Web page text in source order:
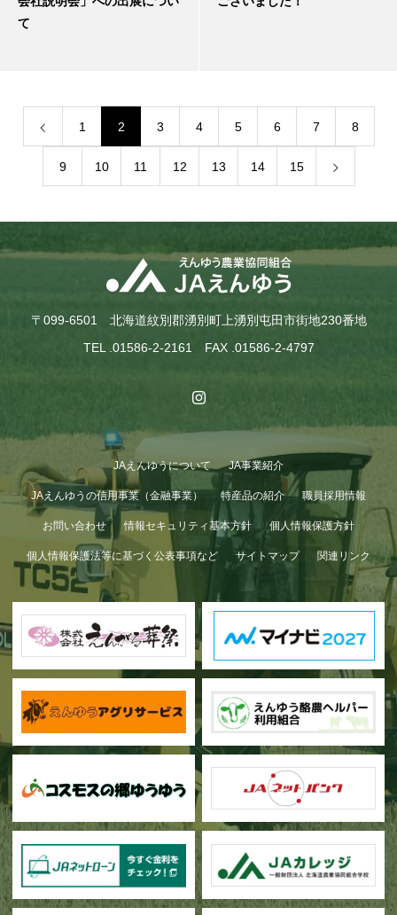
て
1 2 3 4 5 6 7 8
9 10 11 12 13 14 15
〒099-6501 北海道紋別郡湧別町上湧別屯田市街地230番地
TEL .01586-2-2161 FAX .01586-2-4797
JAえんゆうについて JA事業紹介
JAえんゆうの信用事業（金融事業） 特産品の紹介 職員採用情報
お問い合わせ 情報セキュリティ基本方針 個人情報保護方針
個人情報保護法等に基づく公表事項など サイトマップ 関連リンク